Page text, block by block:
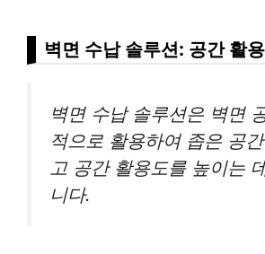
벽면 수납 솔루션: 공간 활
벽면 수납 솔루션은 벽면
적으로 활용하여 좁은 공
고 공간 활용도를 높이는
니다.